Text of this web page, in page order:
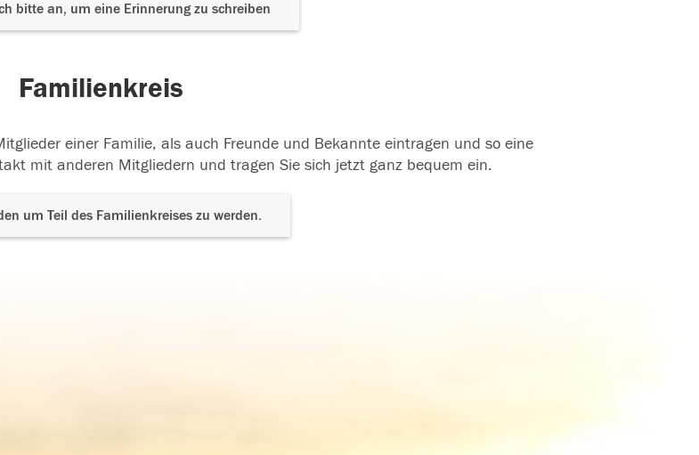
bitte an, um eine Erinnerung zu schreiben
Familienkreis
einer Familie, als auch Freunde und Bekannte eintragen und so eine
mit anderen Mitgliedern und tragen Sie sich jetzt ganz bequem ein.
um Teil des Familienkreises zu werden.